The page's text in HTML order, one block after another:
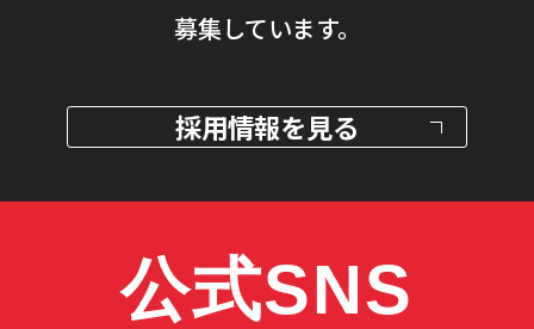
募集しています。
採用情報を見る
公式SNS